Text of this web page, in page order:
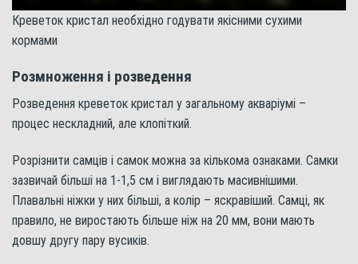
Креветок кристал необхідно годувати якісними сухими
кормами
Розмноження і розведення
Розведення креветок кристал у загальному акваріумі –
процес нескладний, але клопіткий.
Розрізнити самців і самок можна за кількома ознаками. Самки
зазвичай більші на 1-1,5 см і виглядають масивнішими.
Плавальні ніжки у них більші, а колір – яскравіший. Самці, як
правило, не виростають більше ніж на 20 мм, вони мають
довшу другу пару вусиків.